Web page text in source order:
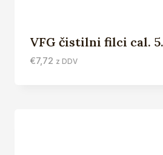
VFG čistilni filci cal.
€7,72 z DDV